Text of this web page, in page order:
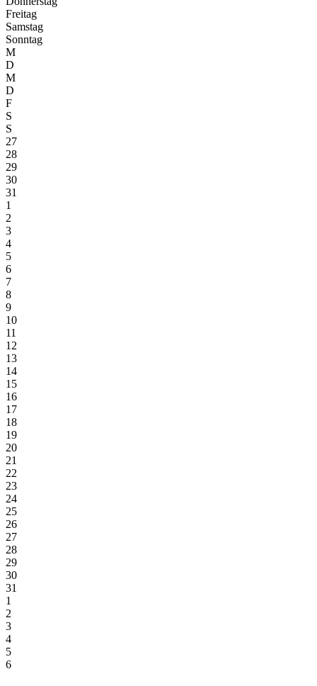
Freitag
Samstag
Sonntag
M
D
M
D
F
S
S
27
28
29
30
31
1
2
3
4
5
6
7
8
9
10
11
12
13
14
15
16
17
18
19
20
21
22
23
24
25
26
27
28
29
30
31
1
2
3
4
5
6